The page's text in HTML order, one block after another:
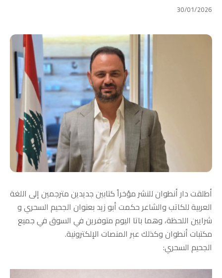
30/01/2026
أطلقت دار أنطوان للنشر مؤخراً كتابين جديدين مترجمين إلى اللغة
العربية للكاتب والشاعر حكمت أبو زيد بعنوان الجحيم السحري و
شرايين اللحظة، وهما باتا اليوم متوفرين في السوق في جميع
مكتبات أنطوان وكذلك عبر المنصات الإلكترونية.
الجحيم السحري: